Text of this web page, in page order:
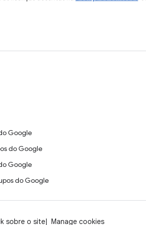
Google
do Google
Google
do Google
sobre o site Manage cookies